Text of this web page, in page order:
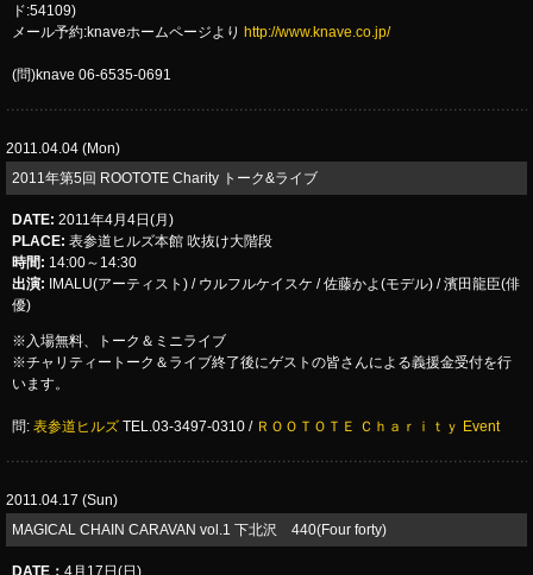
ド:54109)
メール予約:knaveホームページより http://www.knave.co.jp/
(問)knave 06-6535-0691
2011.04.04 (Mon)
2011年第5回 ROOTOTE Charity トーク&ライブ
DATE: 2011年4月4日(月)
PLACE: 表参道ヒルズ本館 吹抜け大階段
時間: 14:00～14:30
出演: IMALU(アーティスト) / ウルフルケイスケ / 佐藤かよ(モデル) / 濱田龍臣(俳
優)
※入場無料、トーク＆ミニライブ
※チャリティートーク＆ライブ終了後にゲストの皆さんによる義援金受付を行
います。
問: 表参道ヒルズ TEL.03-3497-0310 / ＲＯＯＴＯＴＥ Ｃｈａｒｉｔｙ Event
2011.04.17 (Sun)
MAGICAL CHAIN CARAVAN vol.1 下北沢 440(Four forty)
DATE ： 4月17日(日)